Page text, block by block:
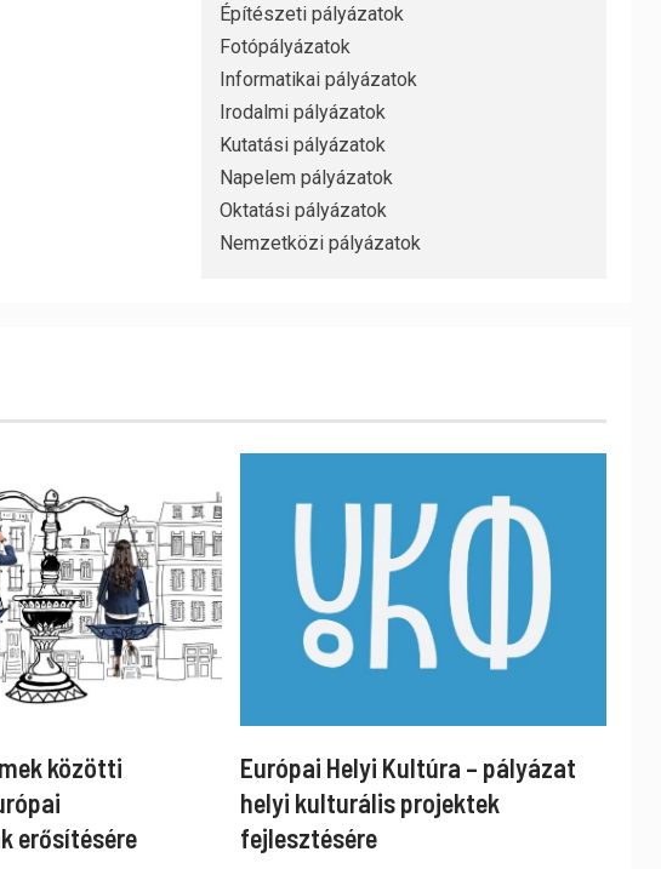
Építészeti pályázatok
Fotópályázatok
Informatikai pályázatok
Irodalmi pályázatok
Kutatási pályázatok
Napelem pályázatok
Oktatási pályázatok
Nemzetközi pályázatok
közötti
erősítésére
Európai Helyi Kultúra – pályázat
helyi kulturális projektek
fejlesztésére